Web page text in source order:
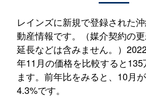
レインズに新規で登録された
動産情報です。（媒介契約の
延長などは含みません。）
年11月の価格を比較すると
ます。前年比をみると、10月
4.3%です。